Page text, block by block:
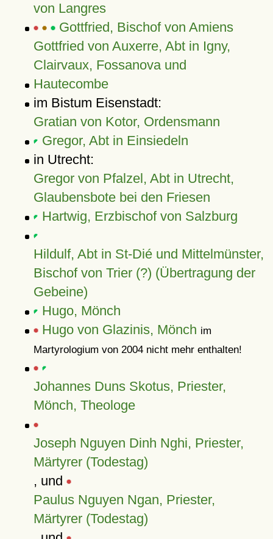
von Langres
Gottfried, Bischof von Amiens
Gottfried von Auxerre, Abt in Igny,
Clairvaux, Fossanova und
Hautecombe
im Bistum Eisenstadt:
Gratian von Kotor, Ordensmann
Gregor, Abt in Einsiedeln
in Utrecht:
Gregor von Pfalzel, Abt in Utrecht,
Glaubensbote bei den Friesen
Hartwig, Erzbischof von Salzburg
Hildulf, Abt in St-Dié und Mittelmünster,
Bischof von Trier (?) (Übertragung der
Gebeine)
Hugo, Mönch
Hugo von Glazinis, Mönch im
Martyrologium von 2004 nicht mehr enthalten!
Johannes Duns Skotus, Priester,
Mönch, Theologe
Joseph Nguyen Dinh Nghi, Priester,
Märtyrer (Todestag)
, und
Paulus Nguyen Ngan, Priester,
Märtyrer (Todestag)